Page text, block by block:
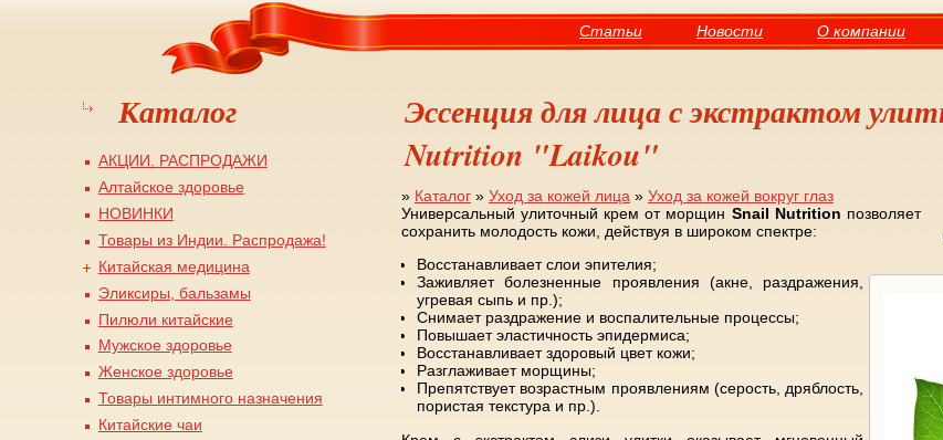
Статьи Новости О компании
Эссенция для лица с экстрактом
Nutrition "Laikou"
Вы здесь
» Каталог» Уход за кожей лица » Уход за кожей вокруг глаз
Универсальный улиточный крем от морщин Snail Nutrition позволяет
сохранить молодость кожи, действуя в широком спектре:
Восстанавливает слои эпителия;
Заживляет болезненные проявления (акне, раздражения,
угревая сыпь и пр.);
Снимает раздражение и воспалительные процессы;
Повышает эластичность эпидермиса;
Восстанавливает здоровый цвет кожи;
Разглаживает морщины;
Препятствует возрастным проявлениям (серость, дряблость,
пористая текстура и пр.).
Каталог
АКЦИИ. РАСПРОДАЖИ
Алтайское здоровье
НОВИНКИ
Товары из Индии. Распродажа!
Китайская медицина
Эликсиры, бальзамы
Пилюли китайские
Мужское здоровье
Женское здоровье
Товары интимного назначения
Китайские чаи